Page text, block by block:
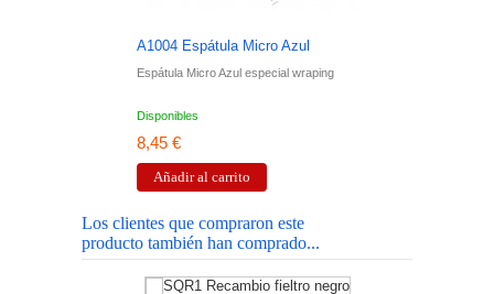
A1004 Espátula Micro Azul
Espátula Micro Azul especial wraping
Disponibles
8,45 €
Añadir al carrito
Los clientes que compraron este
producto también han comprado...